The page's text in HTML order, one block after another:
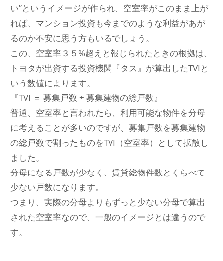
い”というイメージが作られ、空室率がこのまま上が
れば、マンション投資も今までのような利益があが
るのか不安に思う方もいるでしょう。
この、空室率３５%超えと報じられたときの根拠は、
トヨタが出資する投資機関『タス』が算出したTVIと
いう数値によります。
『TVI ＝ 募集戸数 ÷ 募集建物の総戸数』
普通、空室率と言われたら、利用可能な物件を分母
に考えることが多いのですが、募集戸数を募集建物
の総戸数で割ったものをTVI（空室率）として拡散し
ました。
分母になる戸数が少なく、賃貸総物件数とくらべて
少ない戸数になります。
つまり、実際の分母よりもずっと少ない分母で算出
された空室率なので、一般のイメージとは違うので
す。